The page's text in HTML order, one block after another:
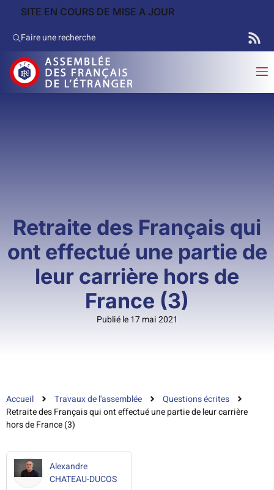
SITE EN COURS DE MISE A JOUR
Faire une recherche
Retraite des Français qui
ont effectué une partie de
leur carrière hors de
France (3)
Publié le 17 mai 2021
Accueil Travaux de l'assemblée
Questions écrites
Retraite des Français qui ont effectué une partie de leur carrière
hors de France (3)
Alexandre
CHATEAU-DUCOS